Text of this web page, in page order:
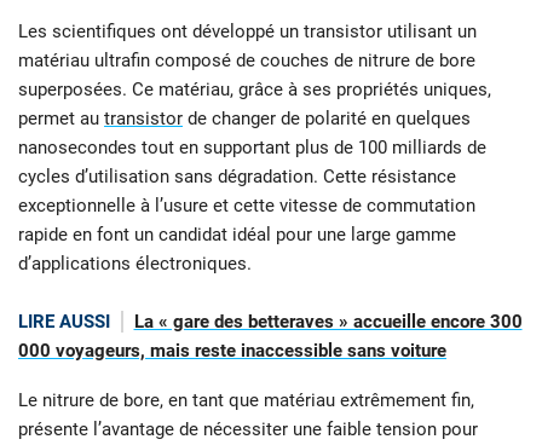
Les scientifiques ont développé un transistor utilisant un
matériau ultrafin composé de couches de nitrure de bore
superposées. Ce matériau, grâce à ses propriétés uniques,
permet au transistor de changer de polarité en quelques
nanosecondes tout en supportant plus de 100 milliards de
cycles d’utilisation sans dégradation. Cette résistance
exceptionnelle à l’usure et cette vitesse de commutation
rapide en font un candidat idéal pour une large gamme
d’applications électroniques.
LIRE AUSSI
La « gare des betteraves » accueille encore 300
000 voyageurs, mais reste inaccessible sans voiture
Le nitrure de bore, en tant que matériau extrêmement fin,
présente l’avantage de nécessiter une faible tension pour